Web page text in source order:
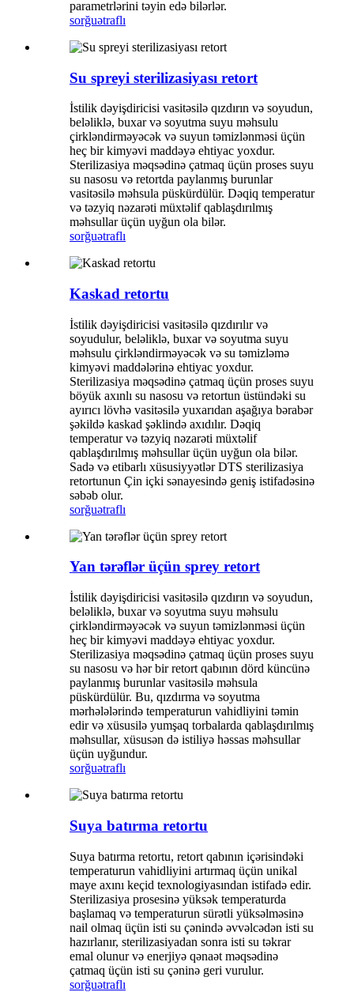
parametrlərini təyin edə bilərlər.
sorğuətraflı
Su spreyi sterilizasiyası retort
İstilik dəyişdiricisi vasitəsilə qızdırın və soyudun,
beləliklə, buxar və soyutma suyu məhsulu
çirkləndirməyəcək və suyun təmizlənməsi üçün
heç bir kimyəvi maddəyə ehtiyac yoxdur.
Sterilizasiya məqsədinə çatmaq üçün proses suyu
su nasosu və retortda paylanmış burunlar
vasitəsilə məhsula püskürdülür. Dəqiq temperatur
və təzyiq nəzarəti müxtəlif qablaşdırılmış
məhsullar üçün uyğun ola bilər.
sorğuətraflı
Kaskad retortu
İstilik dəyişdiricisi vasitəsilə qızdırılır və
soyudulur, beləliklə, buxar və soyutma suyu
məhsulu çirkləndirməyəcək və su təmizləmə
kimyəvi maddələrinə ehtiyac yoxdur.
Sterilizasiya məqsədinə çatmaq üçün proses suyu
böyük axınlı su nasosu və retortun üstündəki su
ayırıcı lövhə vasitəsilə yuxarıdan aşağıya bərabər
şəkildə kaskad şəklində axıdılır. Dəqiq
temperatur və təzyiq nəzarəti müxtəlif
qablaşdırılmış məhsullar üçün uyğun ola bilər.
Sadə və etibarlı xüsusiyyətlər DTS sterilizasiya
retortunun Çin içki sənayesində geniş istifadəsinə
səbəb olur.
sorğuətraflı
Yan tərəflər üçün sprey retort
İstilik dəyişdiricisi vasitəsilə qızdırın və soyudun,
beləliklə, buxar və soyutma suyu məhsulu
çirkləndirməyəcək və suyun təmizlənməsi üçün
heç bir kimyəvi maddəyə ehtiyac yoxdur.
Sterilizasiya məqsədinə çatmaq üçün proses suyu
su nasosu və hər bir retort qabının dörd küncünə
paylanmış burunlar vasitəsilə məhsula
püskürdülür. Bu, qızdırma və soyutma
mərhələlərində temperaturun vahidliyini təmin
edir və xüsusilə yumşaq torbalarda qablaşdırılmış
məhsullar, xüsusən də istiliyə həssas məhsullar
üçün uyğundur.
sorğuətraflı
Suya batırma retortu
Suya batırma retortu, retort qabının içərisindəki
temperaturun vahidliyini artırmaq üçün unikal
maye axını keçid texnologiyasından istifadə edir.
Sterilizasiya prosesinə yüksək temperaturda
başlamaq və temperaturun sürətli yüksəlməsinə
nail olmaq üçün isti su çənində əvvəlcədən isti su
hazırlanır, sterilizasiyadan sonra isti su təkrar
emal olunur və enerjiyə qənaət məqsədinə
çatmaq üçün isti su çəninə geri vurulur.
sorğuətraflı